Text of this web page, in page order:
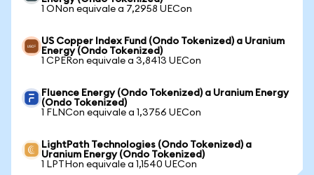
1 ONon equivale a 7,2958 UECon
US Copper Index Fund (Ondo Tokenized) a Uranium
Energy (Ondo Tokenized)
1 CPERon equivale a 3,8413 UECon
Fluence Energy (Ondo Tokenized) a Uranium Energy
(Ondo Tokenized)
1 FLNCon equivale a 1,3756 UECon
LightPath Technologies (Ondo Tokenized) a
Uranium Energy (Ondo Tokenized)
1 LPTHon equivale a 1,1540 UECon